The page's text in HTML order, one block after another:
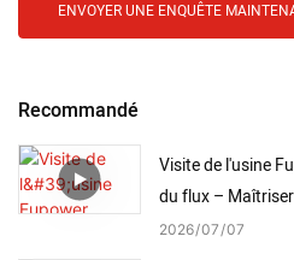
ENVOYER UNE ENQUÊTE
Recommandé
Visite de l'usine
du flux –
2026 07 07